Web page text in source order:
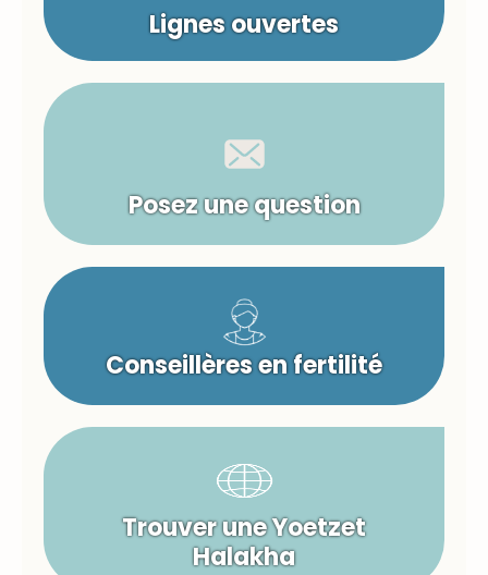
Lignes ouvertes
Posez une question
Conseillères en fertilité
Trouver une Yoetzet
Halakha